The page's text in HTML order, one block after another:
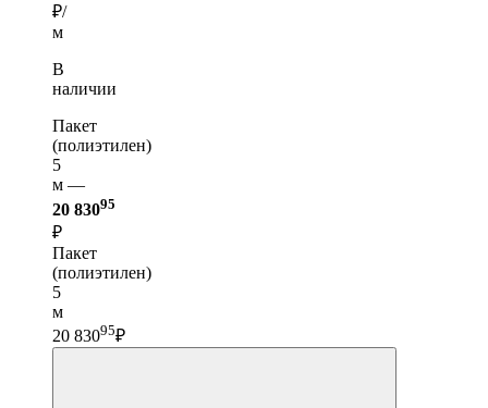
₽/
м
В
наличии
Пакет
(полиэтилен)
5
м —
20 83095
₽
Пакет
(полиэтилен)
5
м
20 83095₽